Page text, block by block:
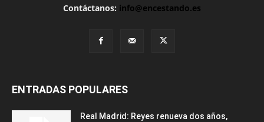
Contáctanos: info@encestando.es
ENTRADAS POPULARES
Real Madrid: Reyes renueva dos años,